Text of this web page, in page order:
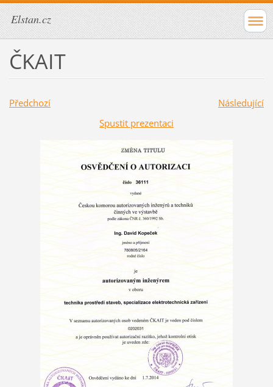
Elstan.cz
ČKAIT
Předchozí
Následující
Spustit prezentaci